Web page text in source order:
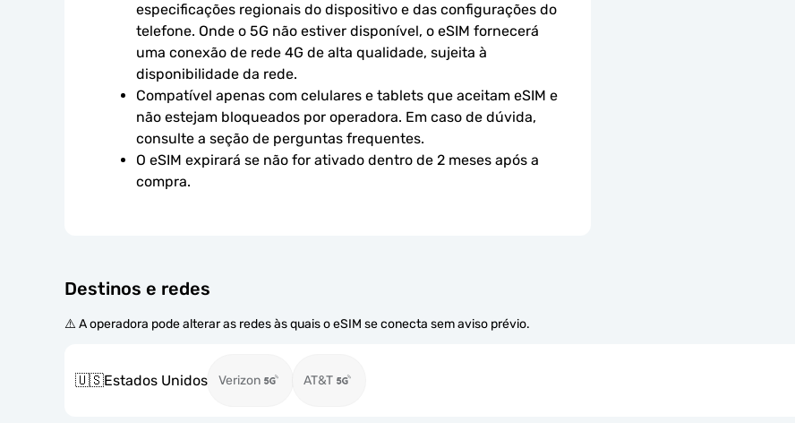
especificações regionais do dispositivo e das configurações do
telefone. Onde o 5G não estiver disponível, o eSIM fornecerá
uma conexão de rede 4G de alta qualidade, sujeita à
disponibilidade da rede.
Compatível apenas com celulares e tablets que aceitam eSIM e
não estejam bloqueados por operadora. Em caso de dúvida,
consulte a seção de perguntas frequentes.
O eSIM expirará se não for ativado dentro de 2 meses após a
compra.
Destinos e redes
⚠️ A operadora pode alterar as redes às quais o eSIM se conecta sem aviso prévio.
🇺🇸Estados Unidos Verizon AT&T